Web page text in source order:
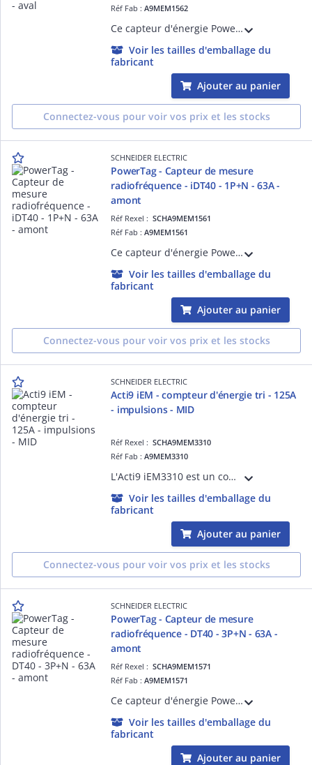
Réf Fab :A9MEM1562
Ce capteur d'énergie PowerTag Energy est un périphérique sans fil monté en aval sur un disjoncteur et connecté à Acti9 Smartlink via la communication sans fil. Ce dispositif radiofréquence 63A pour iDT40 1P+N est auto-alimenté.
Voir les tailles d'emballage du
fabricant
Ajouter au panier
Connectez-vous pour voir vos prix et les stocks
SCHNEIDER ELECTRIC
PowerTag - Capteur de mesure
radiofréquence - iDT40 - 1P+N - 63A -
amont
Réf Rexel :SCHA9MEM1561
Réf Fab :A9MEM1561
Ce capteur d'énergie PowerTag Energy est un périphérique sans fil monté en aval sur un disjoncteur et connecté aux passerelles de communication PAS400/600/800 via la com. sans fil. En radiofréquence 63A pour iDT40 3P+N et auto-alimenté.
Voir les tailles d'emballage du
fabricant
Ajouter au panier
Connectez-vous pour voir vos prix et les stocks
SCHNEIDER ELECTRIC
Acti9 iEM - compteur d'énergie tri - 125A
- impulsions - MID
Réf Rexel :SCHA9MEM3310
Réf Fab :A9MEM3310
L'Acti9 iEM3310 est un compteur d'énergie électrique triphasé 125A avec affichage et transfert à distance d'impulsions de mesure. Ce dispositif fournit une mesure directe sans transformateur de courant. Un dispositif certifié MID.
Voir les tailles d'emballage du
fabricant
Ajouter au panier
Connectez-vous pour voir vos prix et les stocks
SCHNEIDER ELECTRIC
PowerTag - Capteur de mesure
radiofréquence - DT40 - 3P+N - 63A -
amont
Réf Rexel :SCHA9MEM1571
Réf Fab :A9MEM1571
Ce capteur d'énergie PowerTag Energy est un périphérique sans fil monté en amont sur un disjoncteur et connecté à Acti9 Smartlink via la communication sans fil. Ce dispositif radiofréquence 63A pour iDT40 3P+N est auto-alimenté.
Voir les tailles d'emballage du
fabricant
Ajouter au panier